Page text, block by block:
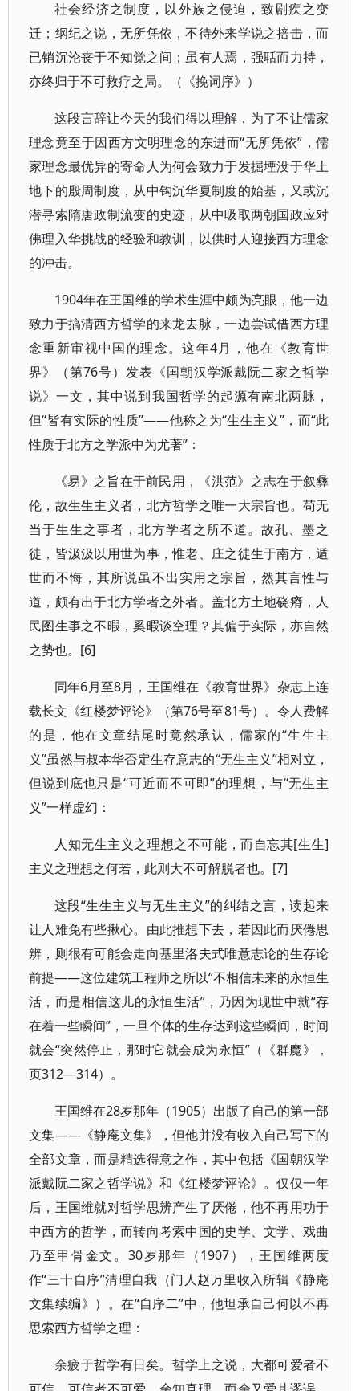
社会经济之制度，以外族之侵迫，致剧疾之变
迁；纲纪之说，无所凭依，不待外来学说之掊击，而
已销沉沦丧于不知觉之间；虽有人焉，强聒而力持，
亦终归于不可救疗之局。（《挽词序》）
这段言辞让今天的我们得以理解，为了不让儒家
理念竟至于因西方文明理念的东进而“无所凭依”，儒
家理念最优异的寄命人为何会致力于发掘堙没于华土
地下的殷周制度，从中钩沉华夏制度的始基，又或沉
潜寻索隋唐政制流变的史迹，从中吸取两朝国政应对
佛理入华挑战的经验和教训，以供时人迎接西方理念
的冲击。
1904年在王国维的学术生涯中颇为亮眼，他一边
致力于搞清西方哲学的来龙去脉，一边尝试借西方理
念重新审视中国的理念。这年4月，他在《教育世
界》（第76号）发表《国朝汉学派戴阮二家之哲学
说》一文，其中说到我国哲学的起源有南北两脉，
但“皆有实际的性质”——他称之为“生生主义”，而“此
性质于北方之学派中为尤著”：
《易》之旨在于前民用，《洪范》之志在于叙彝
伦，故生生主义者，北方哲学之唯一大宗旨也。苟无
当于生生之事者，北方学者之所不道。故孔、墨之
徒，皆汲汲以用世为事，惟老、庄之徒生于南方，遁
世而不悔，其所说虽不出实用之宗旨，然其言性与
道，颇有出于北方学者之外者。盖北方土地硗瘠，人
民图生事之不暇，奚暇谈空理？其偏于实际，亦自然
之势也。[6]
同年6月至8月，王国维在《教育世界》杂志上连
载长文《红楼梦评论》（第76号至81号）。令人费解
的是，他在文章结尾时竟然承认，儒家的“生生主
义”虽然与叔本华否定生存意志的“无生主义”相对立，
但说到底也只是“可近而不可即”的理想，与“无生主
义”一样虚幻：
人知无生主义之理想之不可能，而自忘其[生生]
主义之理想之何若，此则大不可解脱者也。[7]
这段“生生主义与无生主义”的纠结之言，读起来
让人难免有些揪心。由此推想下去，若因此而厌倦思
辨，则很有可能会走向基里洛夫式唯意志论的生存论
前提——这位建筑工程师之所以“不相信未来的永恒生
活，而是相信这儿的永恒生活”，乃因为现世中就“存
在着一些瞬间”，一旦个体的生存达到这些瞬间，时间
就会“突然停止，那时它就会成为永恒”（《群魔》，
页312—314）。
王国维在28岁那年（1905）出版了自己的第一部
文集——《静庵文集》，但他并没有收入自己写下的
全部文章，而是精选得意之作，其中包括《国朝汉学
派戴阮二家之哲学说》和《红楼梦评论》。仅仅一年
后，王国维就对哲学思辨产生了厌倦，他不再用功于
中西方的哲学，而转向考索中国的史学、文学、戏曲
乃至甲骨金文。30岁那年（1907），王国维两度
作“三十自序”清理自我（门人赵万里收入所辑《静庵
文集续编》）。在“自序二”中，他坦承自己何以不再
思索西方哲学之理：
余疲于哲学有日矣。哲学上之说，大都可爱者不